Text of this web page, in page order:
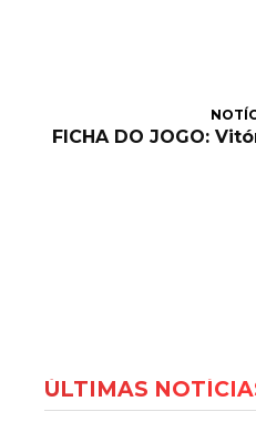
FICHA DO JOGO:
ÚLTIMAS